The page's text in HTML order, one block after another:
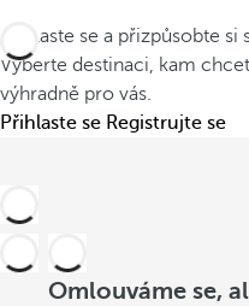
Přihlaste se a přizpůsobte si
Vyberte destinaci, kam
výhradně pro vás.
Přihlaste se Registrujte se
Omlouváme se,